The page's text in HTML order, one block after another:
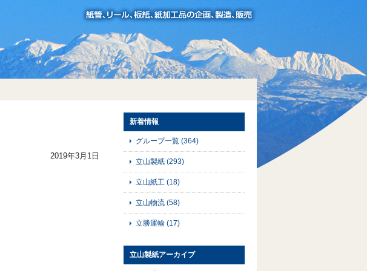
2019年3月1日
新着情報
グループ一覧 (364)
立山製紙 (293)
立山紙工 (18)
立山物流 (58)
立勝運輸 (17)
立山製紙アーカイブ